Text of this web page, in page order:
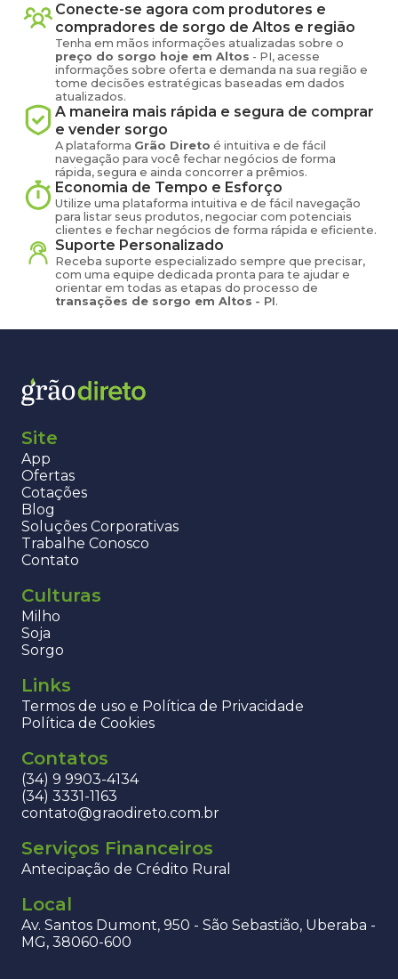
Conecte-se agora com produtores e
compradores de sorgo de Altos e região
Tenha em mãos informações atualizadas sobre o
preço do sorgo hoje em Altos - PI, acesse
informações sobre oferta e demanda na sua região e
tome decisões estratégicas baseadas em dados
atualizados.
A maneira mais rápida e segura de comprar
e vender sorgo
A plataforma Grão Direto é intuitiva e de fácil
navegação para você fechar negócios de forma
rápida, segura e ainda concorrer a prêmios.
Economia de Tempo e Esforço
Utilize uma plataforma intuitiva e de fácil navegação
para listar seus produtos, negociar com potenciais
clientes e fechar negócios de forma rápida e eficiente.
Suporte Personalizado
Receba suporte especializado sempre que precisar,
com uma equipe dedicada pronta para te ajudar e
orientar em todas as etapas do processo de
transações de sorgo em Altos - PI.
Site
App
Ofertas
Cotações
Blog
Soluções Corporativas
Trabalhe Conosco
Contato
Culturas
Milho
Soja
Sorgo
Links
Termos de uso e Política de Privacidade
Política de Cookies
Contatos
(34) 9 9903-4134
(34) 3331-1163
contato@graodireto.com.br
Serviços Financeiros
Antecipação de Crédito Rural
Local
Av. Santos Dumont, 950 - São Sebastião, Uberaba -
MG, 38060-600